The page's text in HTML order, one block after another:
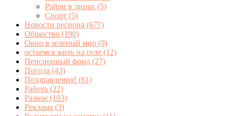
Район в лицах (5)
Спорт (5)
Новости региона (677)
Общество (190)
Окно в зеленый мир (9)
остаемся жить на селе (12)
Пенсионный фонд (27)
Погода (43)
Поздравления! (81)
Работа (22)
Разное (103)
Реклама (3)